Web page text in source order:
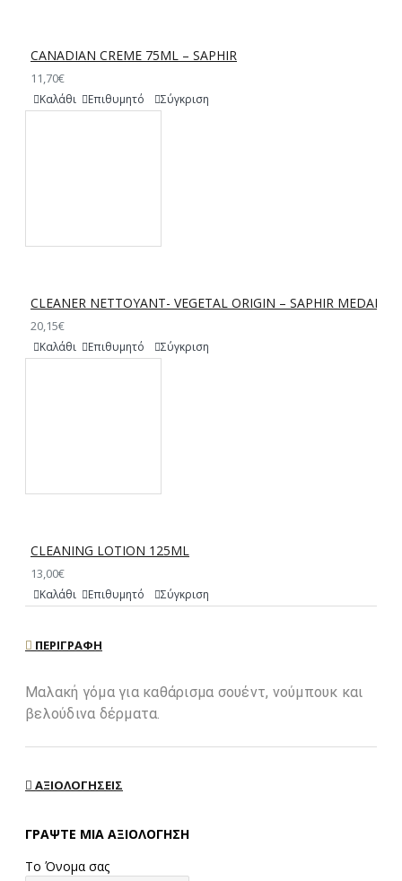
CANADIAN CREME 75ML – SAPHIR
11,70€
Καλάθι Επιθυμητό Σύγκριση
CLEANER NETTOYANT- VEGETAL ORIGIN – SAPHIR MEDAILLE
20,15€
Καλάθι Επιθυμητό Σύγκριση
CLEANING LOTION 125ML
13,00€
Καλάθι Επιθυμητό Σύγκριση
ΠΕΡΙΓΡΑΦΉ
Μαλακή γόμα για καθάρισμα σουέντ, νούμπουκ και
βελούδινα δέρματα.
ΑΞΙΟΛΟΓΉΣΕΙΣ
ΓΡΆΨΤΕ ΜΙΑ ΑΞΙΟΛΌΓΗΣΗ
Το Όνομα σας